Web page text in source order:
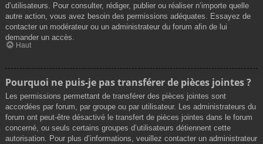
d’utilisateurs. Pour consulter, rédiger, publier ou réaliser n’importe quelle
autre action, vous avez besoin des permissions adéquates. Essayez de
contacter un modérateur ou un administrateur du forum afin de lui
demander un accès.
Haut
Pourquoi ne puis-je pas transférer de pièces jointes ?
Les permissions permettant de transférer des pièces jointes sont
accordées par forum, par groupe ou par utilisateur. Les administrateurs du
forum ont peut-être désactivé le transfert de pièces jointes dans le forum
concerné, ou seuls certains groupes d’utilisateurs détiennent cette
autorisation. Pour plus d’informations, veuillez contacter un administrateur